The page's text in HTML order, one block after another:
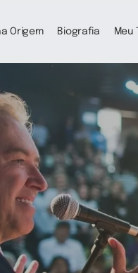
Origem Biografia Meu